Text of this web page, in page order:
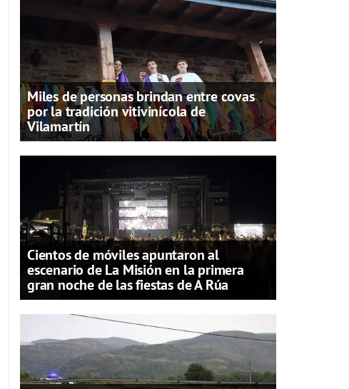
Miles de personas brindan entre covas
por la tradición vitivinícola de
Vilamartín
Cientos de móviles apuntaron al
escenario de La Misión en la primera
gran noche de las fiestas de A Rúa